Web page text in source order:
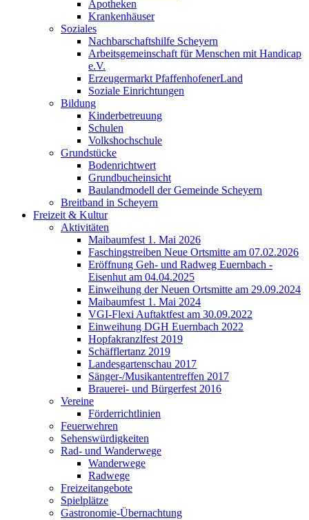
Apotheken
Krankenhäuser
Soziales
Nachbarschaftshilfe Scheyern
Arbeitsgemeinschaft für Menschen mit Handicap
e.V.
Erzeugermarkt PfaffenhofenerLand
Soziale Einrichtungen
Bildung
Kinderbetreuung
Schulen
Volkshochschule
Grundstücke
Bodenrichtwert
Grundbucheinsicht
Baulandmodell der Gemeinde Scheyern
Breitband in Scheyern
Freizeit & Kultur
Aktivitäten
Maibaumfest 1. Mai 2026
Faschingstreiben Neue Ortsmitte am 07.02.2026
Eröffnung Geh- und Radweg Euernbach -
Eisenhut am 04.04.2025
Einweihung der Neuen Ortsmitte am 29.09.2024
Maibaumfest 1. Mai 2024
VGI-Flexi Auftaktfest am 30.09.2022
Einweihung DGH Euernbach 2022
Hopfakranzlfest 2019
Schäfflertanz 2019
Landesgartenschau 2017
Sänger-/Musikantentreffen 2017
Brauerei- und Bürgerfest 2016
Vereine
Förderrichtlinien
Feuerwehren
Sehenswürdigkeiten
Rad- und Wanderwege
Wanderwege
Radwege
Freizeitangebote
Spielplätze
Gastronomie-Übernachtung